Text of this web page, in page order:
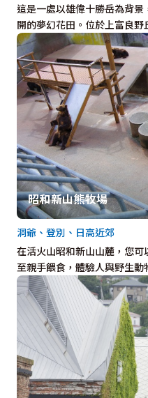
這是一處以雄偉十勝岳為背
開的夢幻花田。位於上富良
昭和新山熊牧場
在活火山昭和新山山麓，您
至親手餵食，體驗人與野生
洞爺、登別、日高近郊